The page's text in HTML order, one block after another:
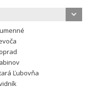
Ľubovňa